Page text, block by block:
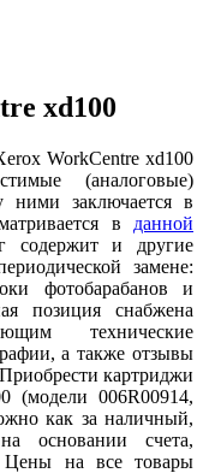
xd100
WorkCentre xd100
(аналоговые)
ними заключается в
в данной
содержит и другие
замене:
фотобарабанов и
позиция снабжена
технические
а также отзывы
картриджи
(модели 006R00914,
как за наличный,
основании счета,
Цены на все товары